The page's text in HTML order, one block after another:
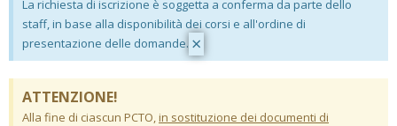
La richiesta di iscrizione è soggetta a conferma da parte dello
staff, in base alla disponibilità dei corsi e all'ordine di
presentazione delle domande. ×
ATTENZIONE!
Alla fine di ciascun PCTO,in sostituzione dei documenti di